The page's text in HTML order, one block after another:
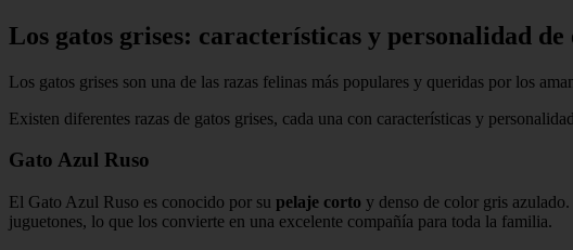
Los gatos grises: características y personalidad
Los gatos grises son una de las razas felinas más populares y queridas por los
Existen diferentes razas de gatos grises, cada una con características y
Gato Azul Ruso
El Gato Azul Ruso es conocido por su pelaje corto y denso de color gris
juguetones, lo que los convierte en una excelente compañía para toda la familia.